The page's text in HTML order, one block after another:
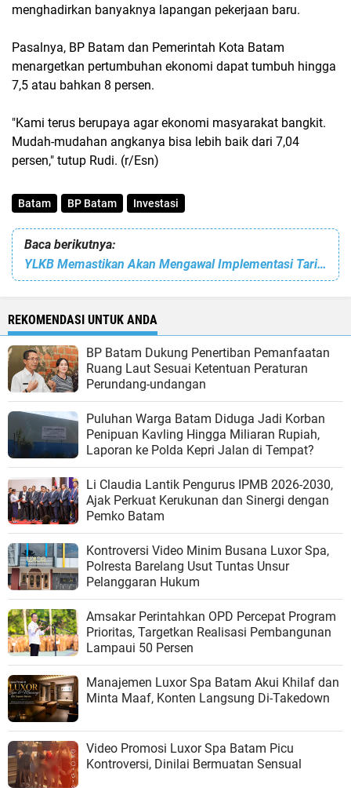
menghadirkan banyaknya lapangan pekerjaan baru.
Pasalnya, BP Batam dan Pemerintah Kota Batam
menargetkan pertumbuhan ekonomi dapat tumbuh hingga
7,5 atau bahkan 8 persen.
"Kami terus berupaya agar ekonomi masyarakat bangkit.
Mudah-mudahan angkanya bisa lebih baik dari 7,04
persen," tutup Rudi. (r/Esn)
Batam BP Batam Investasi
Baca berikutnya:
YLKB Memastikan Akan Mengawal Implementasi Tariff Adjustment di Batam
REKOMENDASI UNTUK ANDA
BP Batam Dukung Penertiban Pemanfaatan
Ruang Laut Sesuai Ketentuan Peraturan
Perundang-undangan
Puluhan Warga Batam Diduga Jadi Korban
Penipuan Kavling Hingga Miliaran Rupiah,
Laporan ke Polda Kepri Jalan di Tempat?
Li Claudia Lantik Pengurus IPMB 2026-2030,
Ajak Perkuat Kerukunan dan Sinergi dengan
Pemko Batam
Kontroversi Video Minim Busana Luxor Spa,
Polresta Barelang Usut Tuntas Unsur
Pelanggaran Hukum
Amsakar Perintahkan OPD Percepat Program
Prioritas, Targetkan Realisasi Pembangunan
Lampaui 50 Persen
Manajemen Luxor Spa Batam Akui Khilaf dan
Minta Maaf, Konten Langsung Di-Takedown
Video Promosi Luxor Spa Batam Picu
Kontroversi, Dinilai Bermuatan Sensual